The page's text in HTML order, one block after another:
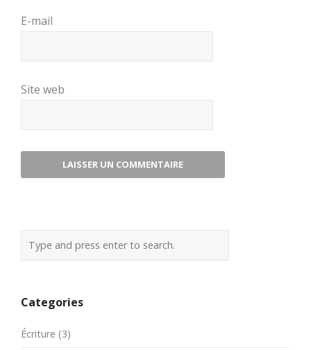
E-mail
Site web
Categories
Écriture (3)